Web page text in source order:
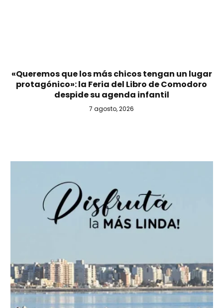
«Queremos que los más chicos tengan un lugar
protagónico»: la Feria del Libro de Comodoro
despide su agenda infantil
7 agosto, 2026